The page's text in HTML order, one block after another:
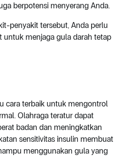
berpotensi menyerang Anda.
penyakit tersebut, Anda perlu
untuk menjaga gula darah tetap
cara terbaik untuk mengontrol
Olahraga teratur dapat
badan dan meningkatkan
sensitivitas insulin membuat
menggunakan gula yang